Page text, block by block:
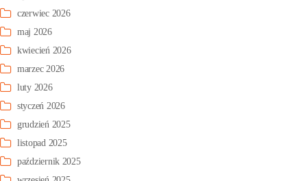
czerwiec 2026
maj 2026
kwiecień 2026
marzec 2026
luty 2026
styczeń 2026
grudzień 2025
listopad 2025
październik 2025